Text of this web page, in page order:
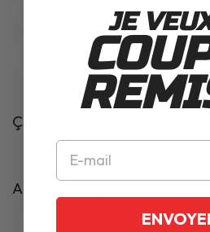
Casques
Casques
Ça pourrait t'intéresser
Articles complémentaires
JE